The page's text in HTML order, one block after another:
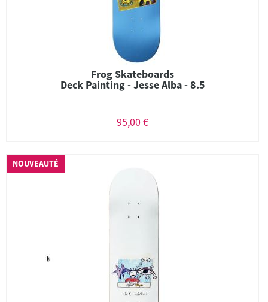
Frog Skateboards
Deck Painting - Jesse Alba - 8.5
95,00 €
NOUVEAUTÉ